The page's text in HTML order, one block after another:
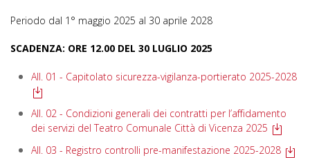
Periodo dal 1° maggio 2025 al 30 aprile 2028
SCADENZA: ORE 12.00 DEL 30 LUGLIO 2025
All. 01 - Capitolato sicurezza-vigilanza-portierato 2025-2028
All. 02 - Condizioni generali dei contratti per l’affidamento
dei servizi del Teatro Comunale Città di Vicenza 2025
All. 03 - Registro controlli pre-manifestazione 2025-2028